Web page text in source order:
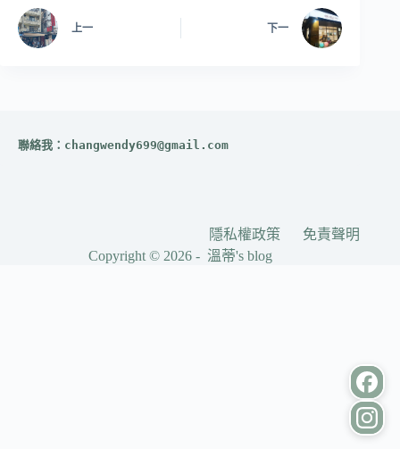
上一 下一
聯絡我： changwendy699@gmail.com
隱私權政策
免責聲明
Copyright © 2026 - 溫蒂's blog